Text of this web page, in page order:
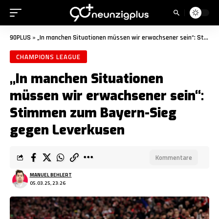
90PLUS » „In manchen Situationen müssen wir erwachsener sein“: Stimmen zum Bayern-Sieg gegen Leverkusen
CHAMPIONS LEAGUE
„In manchen Situationen
müssen wir erwachsener sein“:
Stimmen zum Bayern-Sieg
gegen Leverkusen
05.03.25, 23:26
MANUEL BEHLERT
Kommentare